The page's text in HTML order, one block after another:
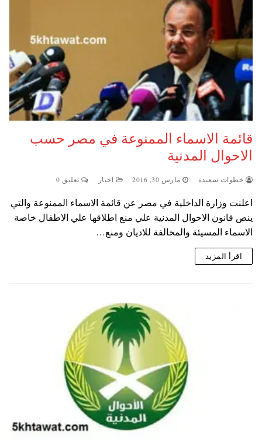
قائمة الاسماء الممنوعة في مصر حسب
الاحوال المدنية
خطوات سعيدة مارس 30, 2016 اخبار تعليق 0
اعلنت وزارة الداخلية في مصر عن قائمة الاسماء الممنوعة والتي
ينص قانون الاحوال المدنية علي منع اطلاقها علي الاطفال خاصة
الاسماء المسيئة والمخالفة للاديان ومنع…
اقرأ المزيد